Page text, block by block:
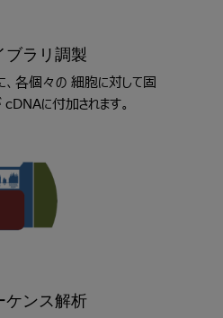
ブラリ調製
、各個々の 細胞に対して固
cDNAに付加されます。
ケンス解析